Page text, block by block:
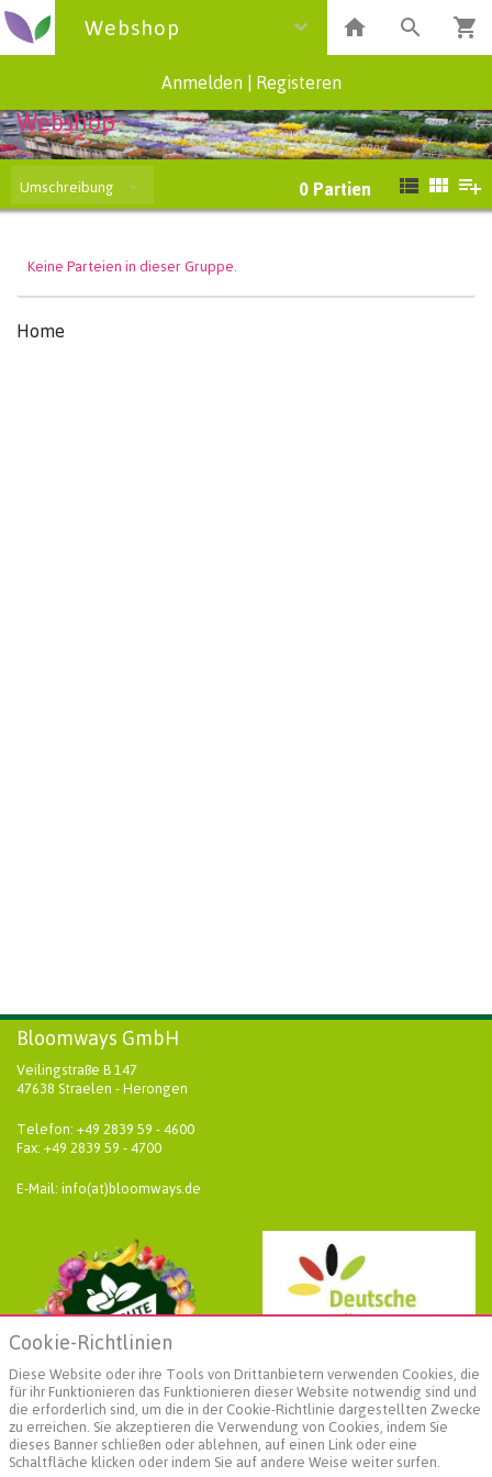
Webshop
Anmelden Registeren
Webshop
Umschreibung 0 Partien
Keine Parteien in dieser Gruppe.
Home
Bloomways GmbH
Veilingstraße B 147
47638 Straelen - Herongen
Telefon: +49 2839 59 - 4600
Fax: +49 2839 59 - 4700
E-Mail: info(at)bloomways.de
Weiterführende Informationen
Cookie-Richtlinien
Diese Website oder ihre Tools von Drittanbietern verwenden Cookies, die
für ihr Funktionieren das Funktionieren dieser Website notwendig sind und
die erforderlich sind, um die in der Cookie-Richtlinie dargestellten Zwecke
zu erreichen. Sie akzeptieren die Verwendung von Cookies, indem Sie
dieses Banner schließen oder ablehnen, auf einen Link oder eine
Schaltfläche klicken oder indem Sie auf andere Weise weiter surfen.